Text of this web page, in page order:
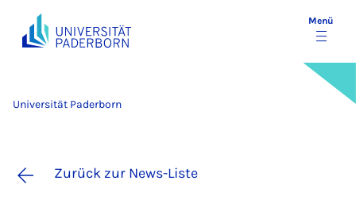
Menü
Universität Paderborn
Zurück zur News-Liste